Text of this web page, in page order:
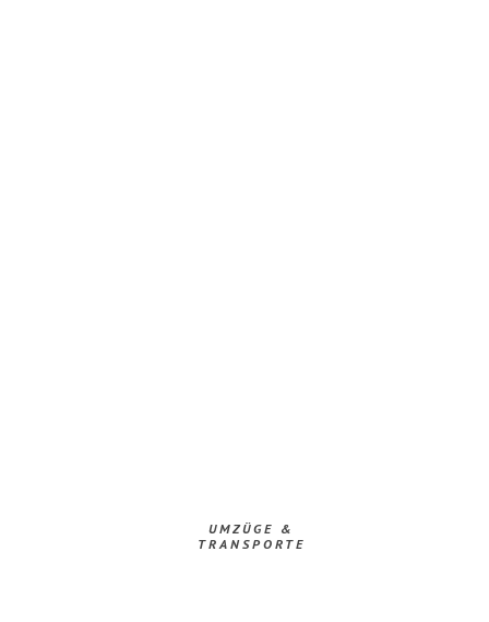
UMZÜGE &
TRANSPORTE